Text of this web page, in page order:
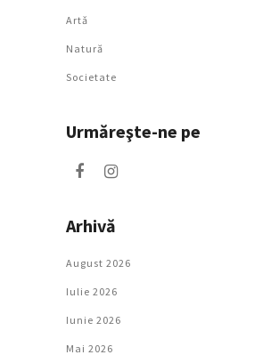
Artǎ
Natură
Societate
Urmăreşte-ne pe
Arhivă
August 2026
Iulie 2026
Iunie 2026
Mai 2026